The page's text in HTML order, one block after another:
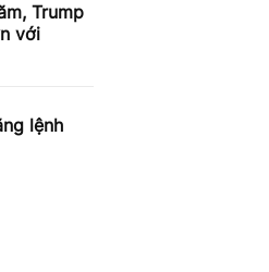
Trump
với
lệnh